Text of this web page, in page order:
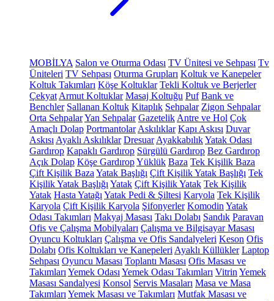
MOBİLYA Salon ve Oturma Odası TV Ünitesi ve Sehpası Tv
Üniteleri TV Sehpası Oturma Grupları Koltuk ve Kanepeler
Koltuk Takımları Köşe Koltuklar Tekli Koltuk ve Berjerler
Çekyat Armut Koltuklar Masaj Koltuğu Puf Bank ve
Benchler Sallanan Koltuk Kitaplık Sehpalar Zigon Sehpalar
Orta SehpalarYan Sehpalar Gazetelik Antre ve Hol Çok
Amaçlı Dolap Portmantolar Askılıklar Kapı Askısı Duvar
Askısı Ayaklı Askılıklar Dresuar AyakkabılıkYatak Odası
Gardırop Kapaklı Gardırop Sürgülü Gardırop Bez Gardırop
Açık Dolap Köşe GardıropYüklük Baza Tek Kişilik Baza
Çift Kişilik Baza Yatak Başlığı Çift Kişilik Yatak Başlığı Tek
Kişilik Yatak Başlığı Yatak Çift Kişilik Yatak Tek Kişilik
Yatak Hasta Yatağı Yatak Pedi & Şiltesi Karyola Tek Kişilik
Karyola Çift Kişilik Karyola Şifonyerler Komodin Yatak
Odası Takımları Makyaj Masası Takı Dolabı Sandık Paravan
Ofis ve Çalışma Mobilyaları Çalışma ve Bilgisayar Masası
Oyuncu Koltukları Çalışma ve Ofis Sandalyeleri Keson Ofis
Dolabı Ofis Koltukları ve Kanepeleri Ayaklı Küllükler Laptop
Sehpası Oyuncu Masası Toplantı Masası Ofis Masası ve
Takımları Yemek Odası Yemek Odası Takımları Vitrin Yemek
Masası Sandalyesi Konsol Servis Masaları Masa ve Masa
Takımları Yemek Masası ve Takımları Mutfak Masası ve